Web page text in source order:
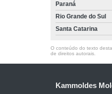
Paraná
Rio Grande do Sul
Santa Catarina
O conteúdo do texto
de direitos autorais
Kammoldes